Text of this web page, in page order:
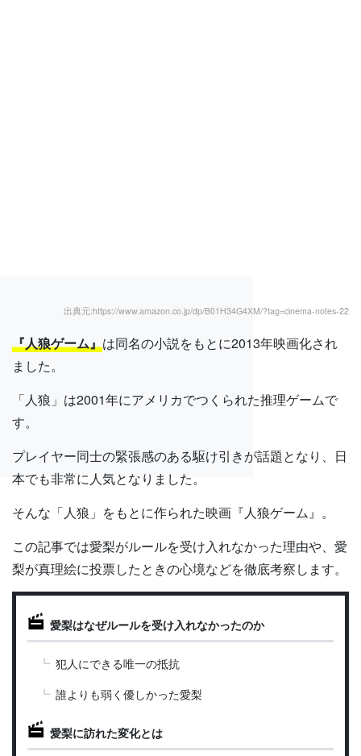
出典元:https://www.amazon.co.jp/dp/B01H34G4XM/?tag=cinema-notes-22
『人狼ゲーム』は同名の小説をもとに2013年映画化され
ました。
「人狼」は2001年にアメリカでつくられた推理ゲームで
す。
プレイヤー同士の緊張感のある駆け引きが話題となり、日
本でも非常に人気となりました。
そんな「人狼」をもとに作られた映画『人狼ゲーム』。
この記事では愛梨がルールを受け入れなかった理由や、愛
梨が真理絵に投票したときの心境などを徹底考察します。
愛梨はなぜルールを受け入れなかったのか
犯人にできる唯一の抵抗
誰よりも弱く優しかった愛梨
愛梨に訪れた変化とは